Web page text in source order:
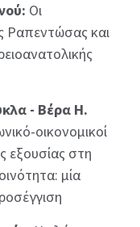
Οι
Ραπεντώσας και
- Βέρα Η.
οικονομικοί
εξουσίας στη
μία